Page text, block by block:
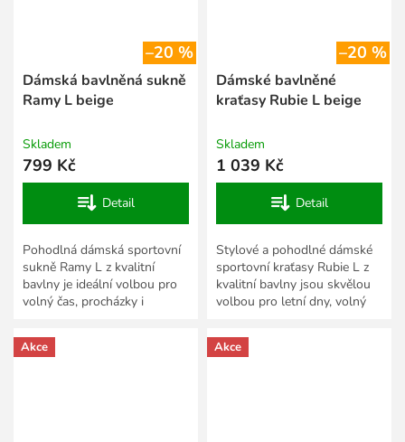
–20 %
Dámská bavlněná sukně
Ramy L beige
Skladem
799 Kč
Detail
Pohodlná dámská sportovní
sukně Ramy L z kvalitní
bavlny je ideální volbou pro
volný čas, procházky i
a prodyšný materiál...
–20 %
Dámské bavlněné
kraťasy Rubie L beige
Skladem
1 039 Kč
Detail
Stylové a pohodlné dámské
sportovní kraťasy Rubie L z
kvalitní bavlny jsou skvělou
volbou pro letní dny, volný
Měkký a prodyšný...
Akce Akce